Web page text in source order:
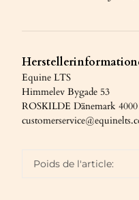
Equine LTS
Himmelev Bygade 53
ROSKILDE Dänemark 4000
Poids de l'article: